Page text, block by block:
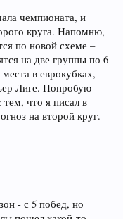
чемпионата, и
круга. Напомню,
по новой схеме –
на две группы по 6
в еврокубках,
Лиге. Попробую
тем, что я писал в
на второй круг.
- с 5 побед, но